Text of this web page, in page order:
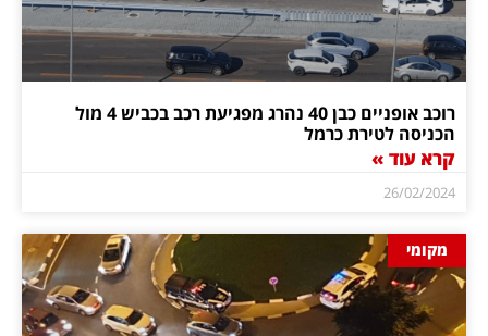
רוכב אופניים כבן 40 נהרג מפגיעת רכב בכביש 4 מול
הכניסה לטירת כרמל
קרא עוד »
26/02/2024
מקומי